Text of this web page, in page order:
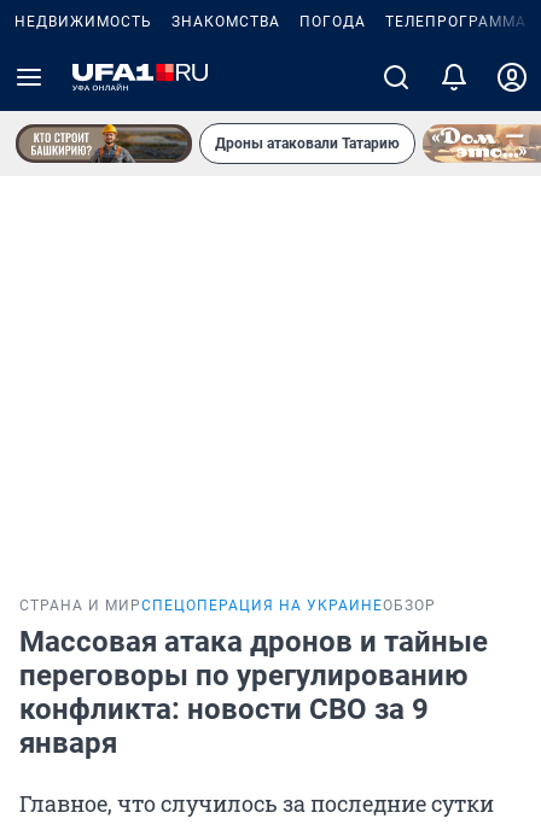
НЕДВИЖИМОСТЬ ЗНАКОМСТВА ПОГОДА ТЕЛЕПРОГРАММА
Дроны атаковали Татарию
СТРАНА И МИРСПЕЦОПЕРАЦИЯ НА УКРАИНЕОБЗОР
Массовая атака дронов и тайные
переговоры по урегулированию
конфликта: новости СВО за 9
января
Главное, что случилось за последние сутки